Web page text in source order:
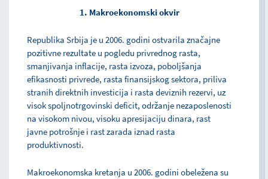
1. Makroekonomski okvir
Republika Srbija je u 2006. godini ostvarila značajne
pozitivne rezultate u pogledu privrednog rasta,
smanjivanja inflacije, rasta izvoza, poboljšanja
efikasnosti privrede, rasta finansijskog sektora, priliva
stranih direktnih investicija i rasta deviznih rezervi, uz
visok spoljnotrgovinski deficit, održanje nezaposlenosti
na visokom nivou, visoku apresijaciju dinara, rast
javne potrošnje i rast zarada iznad rasta
produktivnosti.
Makroekonomska kretanja u 2006. godini obeležena su